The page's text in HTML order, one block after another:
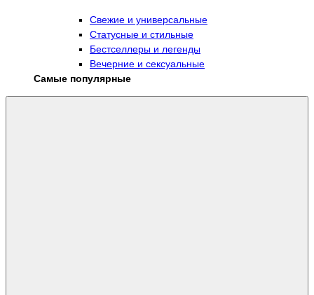
Свежие и универсальные
Статусные и стильные
Бестселлеры и легенды
Вечерние и сексуальные
Самые популярные